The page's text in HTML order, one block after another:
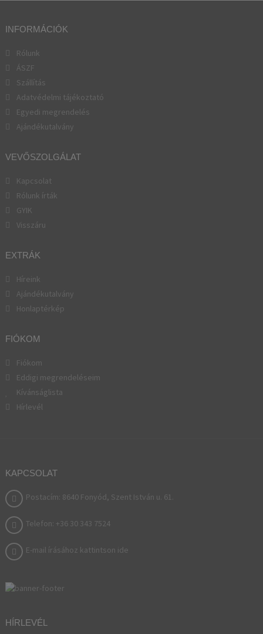
INFORMÁCIÓK
Rólunk
ÁSZF
Szállítás
Adatvédelmi tájékoztató
Egyedi megrendelés
Ajándékutalvány
VEVŐSZOLGÁLAT
Kapcsolat
Rólunk írták
GYIK
Visszáru
EXTRÁK
Híreink
Ajándékutalvány
Honlaptérkép
FIÓKOM
Fiókom
Eddigi megrendeléseim
Kívánságlista
Hírlevél
KAPCSOLAT
Postacím: 8640 Fonyód, Szent István u. 61.
Telefon: +36 30 343 7524
E-mail írásához kattintson ide
HÍRLEVÉL